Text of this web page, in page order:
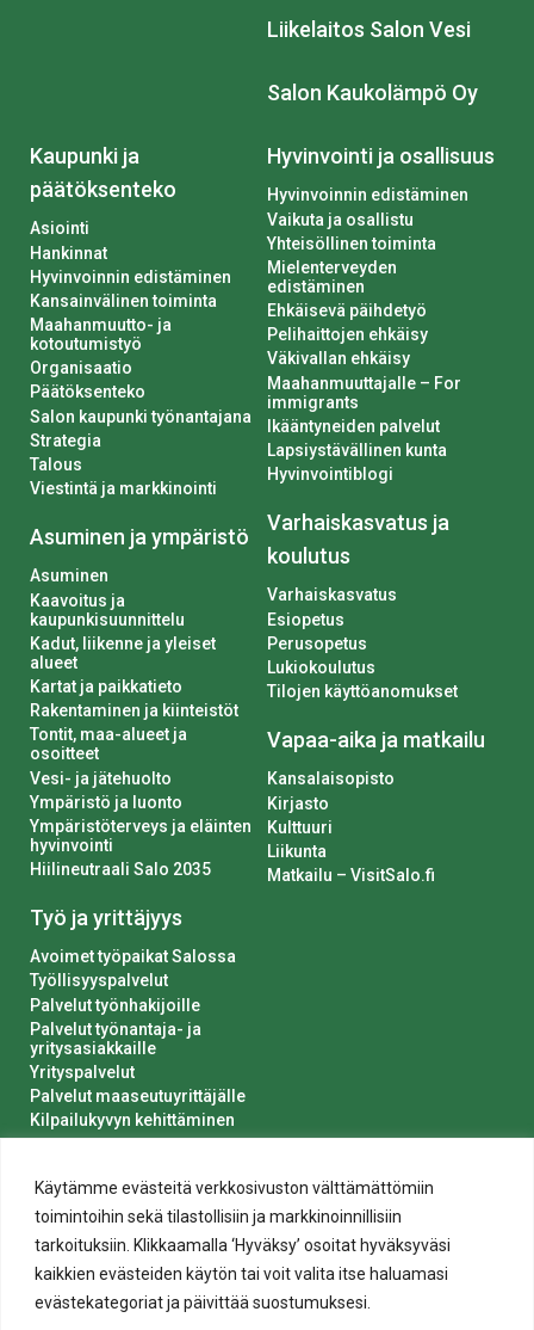
Käytämme evästeitä verkkosivuston välttämättömiin
toimintoihin sekä tilastollisiin ja markkinoinnillisiin
tarkoituksiin. Klikkaamalla ‘Hyväksy’ osoitat hyväksyväsi
kaikkien evästeiden käytön tai voit valita itse haluamasi
evästekategoriat ja päivittää suostumuksesi.
Liikelaitos Salon Vesi
Salon Kaukolämpö Oy
Kaupunki ja
päätöksenteko
Asiointi
Hankinnat
Hyvinvoinnin edistäminen
Kansainvälinen toiminta
Maahanmuutto- ja
kotoutumistyö
Organisaatio
Päätöksenteko
Salon kaupunki työnantajana
Strategia
Talous
Viestintä ja markkinointi
Asuminen ja ympäristö
Asuminen
Kaavoitus ja
kaupunkisuunnittelu
Kadut, liikenne ja yleiset
alueet
Kartat ja paikkatieto
Rakentaminen ja kiinteistöt
Tontit, maa-alueet ja
osoitteet
Vesi- ja jätehuolto
Ympäristö ja luonto
Ympäristöterveys ja eläinten
hyvinvointi
Hiilineutraali Salo 2035
Työ ja yrittäjyys
Avoimet työpaikat Salossa
Työllisyyspalvelut
Palvelut työnhakijoille
Palvelut työnantaja- ja
yritysasiakkaille
Yrityspalvelut
Palvelut maaseutuyrittäjälle
Kilpailukyvyn kehittäminen
Luvat ja ilmoitukset
Hyvinvointi ja osallisuus
Hyvinvoinnin edistäminen
Vaikuta ja osallistu
Yhteisöllinen toiminta
Mielenterveyden
edistäminen
Ehkäisevä päihdetyö
Pelihaittojen ehkäisy
Väkivallan ehkäisy
Maahanmuuttajalle – For
immigrants
Ikääntyneiden palvelut
Lapsiystävällinen kunta
Hyvinvointiblogi
Varhaiskasvatus ja
koulutus
Varhaiskasvatus
Esiopetus
Perusopetus
Lukiokoulutus
Tilojen käyttöanomukset
Vapaa-aika ja matkailu
Kansalaisopisto
Kirjasto
Kulttuuri
Liikunta
Matkailu – VisitSalo.fi